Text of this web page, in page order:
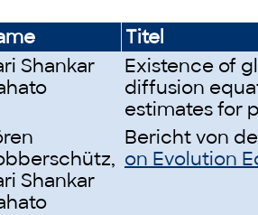
Titel
Shankar
Existence of
diffusion
estimates for
Shankar
Bericht von
on Evolution